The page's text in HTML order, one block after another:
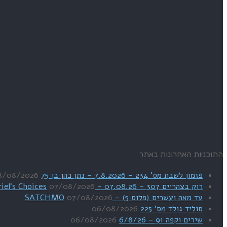
התוכניות האחרונות באתר
פזמון לשבת מס' 234 – 7.8.2026 – נתן כהן בן 75
08/2026
רוק בצהריים 307 – 07.08.26 – Uriel's Choices
07/08/2026
עד מאה ועשרים (פלוס 5) – SATCHMO
07/08/2026
סוליד גולד מס' 225
06/08/2026
שירים וקפה 91 – 6/8/26
06/08/2026